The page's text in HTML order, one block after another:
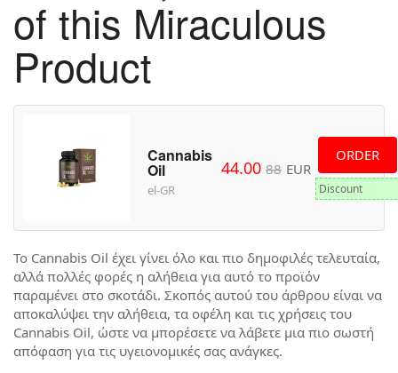
of this Miraculous
Product
Cannabis
Oil
el-GR
44.00 88 EUR
ORDER
Discount
Το Cannabis Oil έχει γίνει όλο και πιο δημοφιλές τελευταία,
αλλά πολλές φορές η αλήθεια για αυτό το προϊόν
παραμένει στο σκοτάδι. Σκοπός αυτού του άρθρου είναι να
αποκαλύψει την αλήθεια, τα οφέλη και τις χρήσεις του
Cannabis Oil, ώστε να μπορέσετε να λάβετε μια πιο σωστή
απόφαση για τις υγειονομικές σας ανάγκες.